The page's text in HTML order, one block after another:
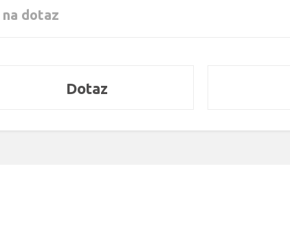
na dotaz
Dotaz